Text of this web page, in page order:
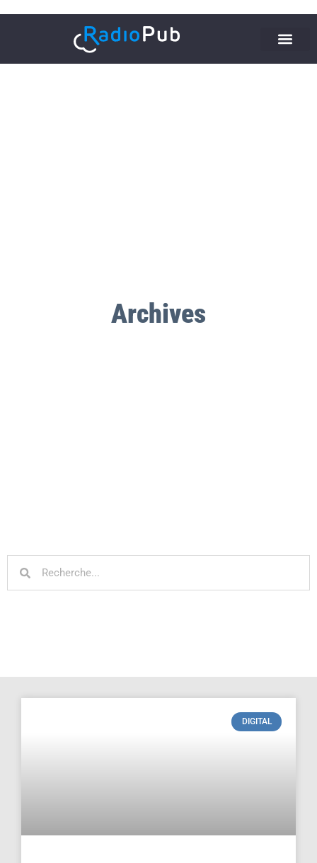
Archives
DIGITAL